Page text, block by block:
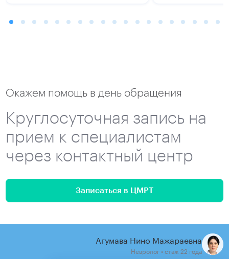
Окажем помощь в день обращения
Круглосуточная запись на
прием к специалистам
через контактный центр
Записаться в ЦМРТ
Агумава Нино Мажараевна
Невролог • стаж 22 года